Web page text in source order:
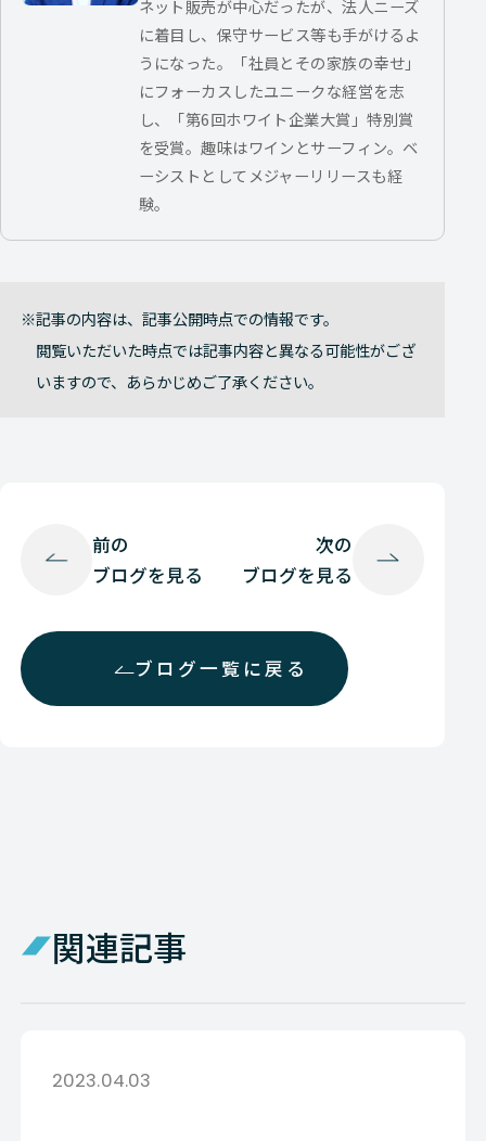
ネット販売が中心だったが、法人ニーズ
に着目し、保守サービス等も手がけるよ
うになった。「社員とその家族の幸せ」
にフォーカスしたユニークな経営を志
し、「第6回ホワイト企業大賞」特別賞
を受賞。趣味はワインとサーフィン。ベ
ーシストとしてメジャーリリースも経
験。
記事の内容は、記事公開時点での情報です。
閲覧いただいた時点では記事内容と異なる可能性がござ
いますので、あらかじめご了承ください。
前の
ブログを見る
ブログ一覧に戻る
次の
ブログを見る
関連記事
2023.04.03